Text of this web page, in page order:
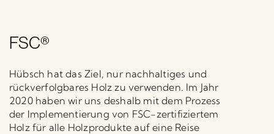
FSC®
Hübsch hat das Ziel, nur nachhaltiges und
rückverfolgbares Holz zu verwenden. Im Jahr
2020 haben wir uns deshalb mit dem Prozess
der Implementierung von FSC-zertifiziertem
Holz für alle Holzprodukte auf eine Reise